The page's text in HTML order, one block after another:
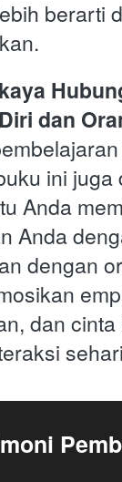
berarti
dan
ini juga
Anda
Anda
dengan
dan cinta